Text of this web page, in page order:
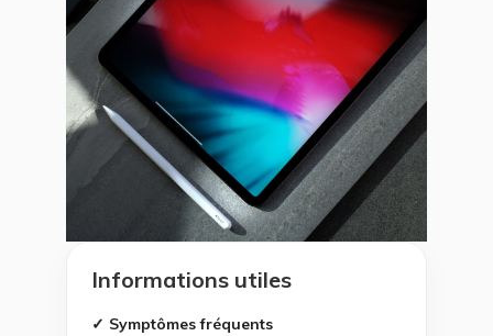
Informations utiles
✓ Symptômes fréquents